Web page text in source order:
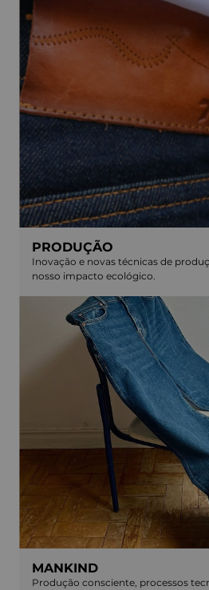
PRODUÇÃO
Inovação e novas técnicas de
nosso impacto ecológico.
MANKIND
Produção consciente, processos